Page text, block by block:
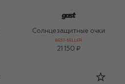
Солнцезащитные очки
BEST-SELLER
21 150 ₽